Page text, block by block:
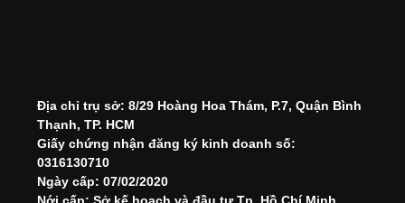
Địa chỉ trụ sở: 8/29 Hoàng Hoa Thám, P.7, Quận Bình
Thạnh, TP. HCM
Giấy chứng nhận đăng ký kinh doanh số:
0316130710
Ngày cấp: 07/02/2020